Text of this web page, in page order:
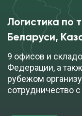
Логистика по
Беларуси,
9 офисов и
Федерации, а
рубежом
сотрудничество